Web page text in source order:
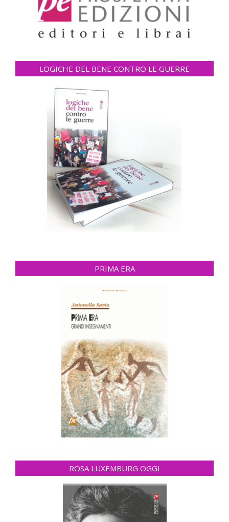
LOGICHE DEL BENE CONTRO LE GUERRE
PRIMA ERA
ROSA LUXEMBURG OGGI